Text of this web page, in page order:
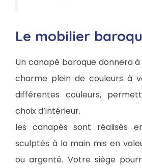
Le mobilier
Un canapé baroque donnera
charme plein de couleurs à
différentes couleurs,
choix d’intérieur.
les canapés sont réalisés
sculptés à la main mis en
ou argenté. Votre siège